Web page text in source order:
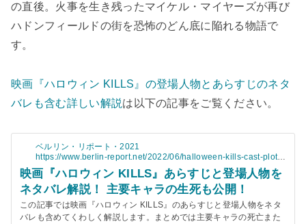
の直後。火事を生き残ったマイケル・マイヤーズが再び
ハドンフィールドの街を恐怖のどん底に陥れる物語で
す。
映画『ハロウィン KILLS』の登場人物とあらすじのネタ
バレも含む詳しい解説は以下の記事をご覧ください。
ベルリン・リポート・2021
https://www.berlin-report.net/2022/06/halloween-kills-cast-plot-
spoilers-1.html
映画『ハロウィン KILLS』あらすじと登場人物を
ネタバレ解説！ 主要キャラの生死も公開！
この記事では映画『ハロウィン KILLS』のあらすじと登場人物をネタ
バレも含めてくわしく解説します。まとめでは主要キャラの死亡また